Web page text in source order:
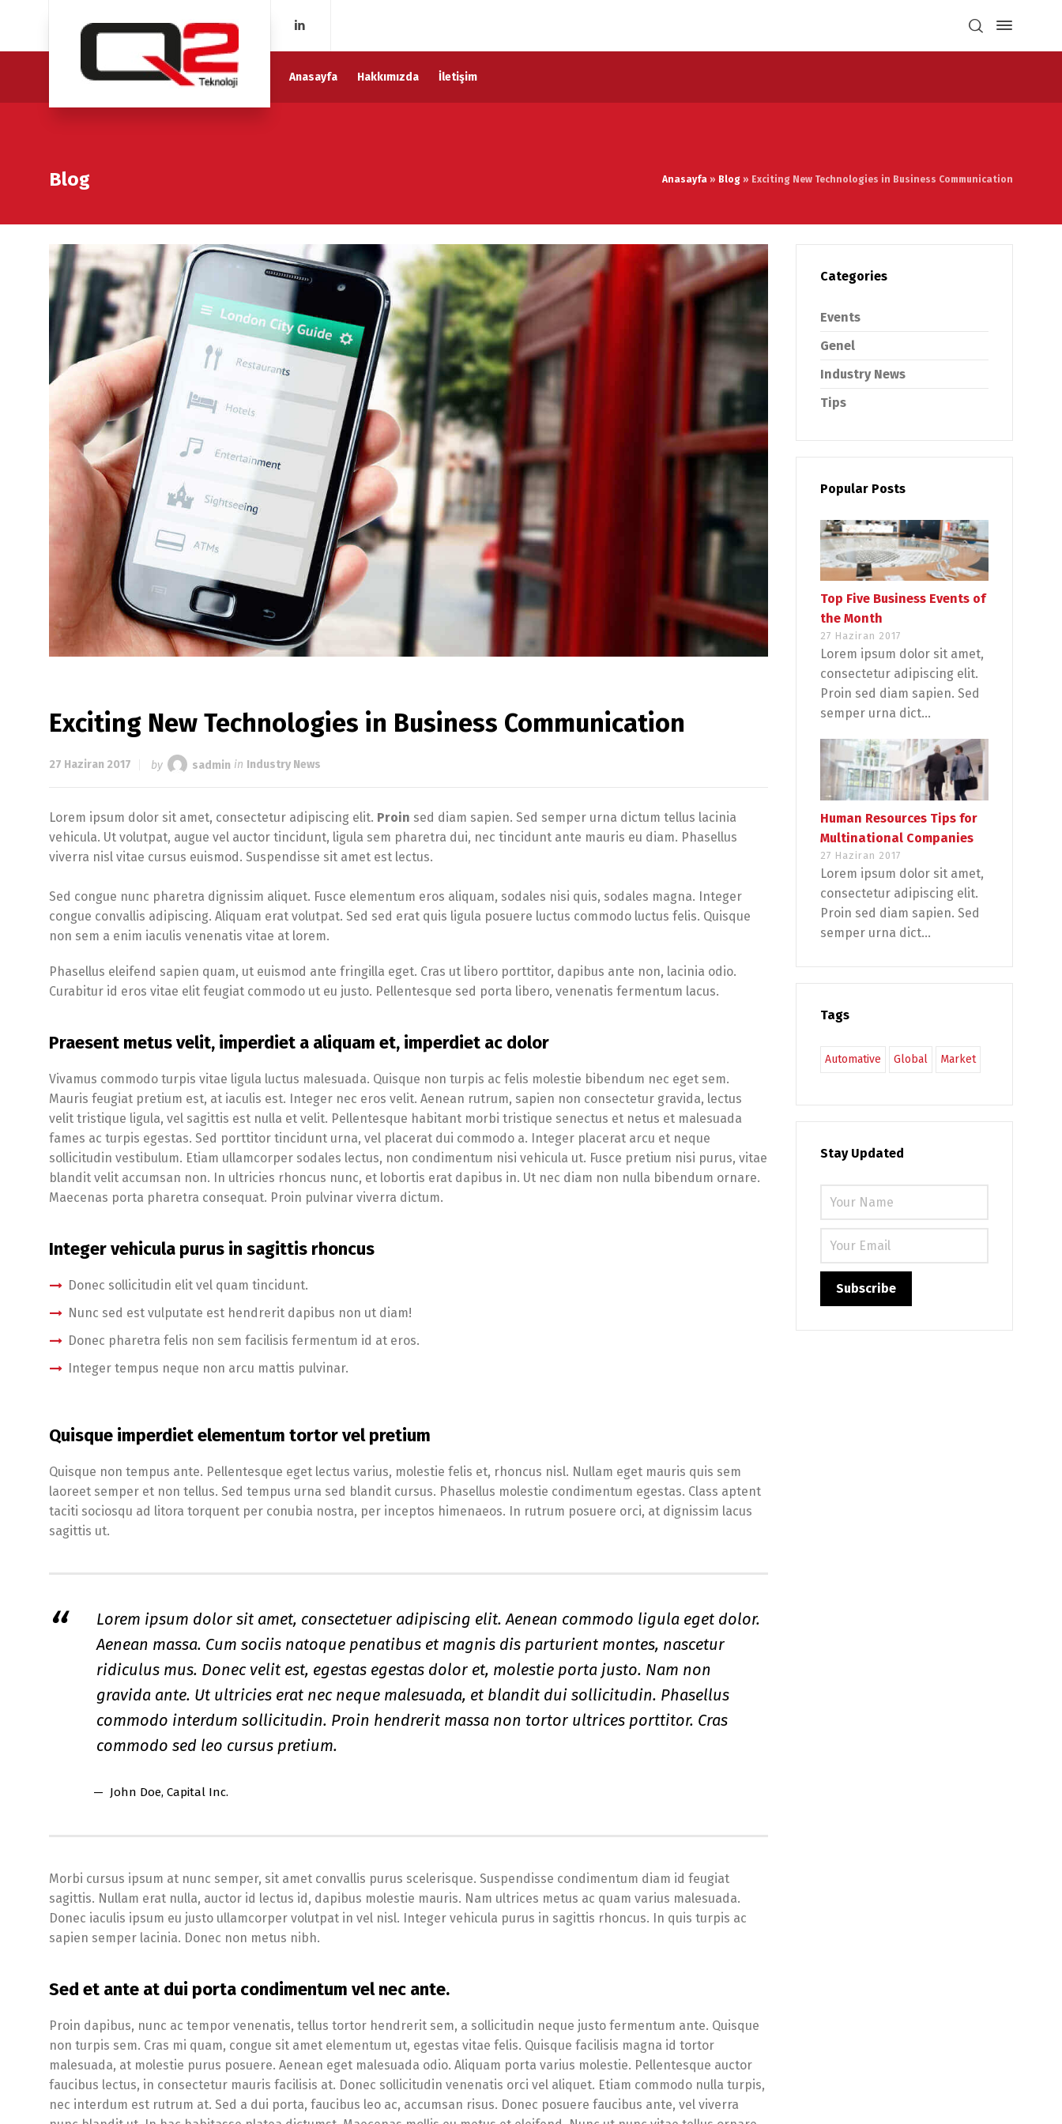
Anasayfa Hakkımızda İletişim
Blog Anasayfa » Blog » Exciting New Technologies in Business Communication
Exciting New Technologies in Business Communication
27 Haziran 2017 by sadmin in Industry News
Lorem ipsum dolor sit amet, consectetur adipiscing elit. Proin sed diam sapien. Sed semper urna dictum tellus lacinia
vehicula. Ut volutpat, augue vel auctor tincidunt, ligula sem pharetra dui, nec tincidunt ante mauris eu diam. Phasellus
viverra nisl vitae cursus euismod. Suspendisse sit amet est lectus.
Sed congue nunc pharetra dignissim aliquet. Fusce elementum eros aliquam, sodales nisi quis, sodales magna. Integer
congue convallis adipiscing. Aliquam erat volutpat. Sed sed erat quis ligula posuere luctus commodo luctus felis. Quisque
non sem a enim iaculis venenatis vitae at lorem.
Phasellus eleifend sapien quam, ut euismod ante fringilla eget. Cras ut libero porttitor, dapibus ante non, lacinia odio.
Curabitur id eros vitae elit feugiat commodo ut eu justo. Pellentesque sed porta libero, venenatis fermentum lacus.
Praesent metus velit, imperdiet a aliquam et, imperdiet ac dolor
Vivamus commodo turpis vitae ligula luctus malesuada. Quisque non turpis ac felis molestie bibendum nec eget sem.
Mauris feugiat pretium est, at iaculis est. Integer nec eros velit. Aenean rutrum, sapien non consectetur gravida, lectus
velit tristique ligula, vel sagittis est nulla et velit. Pellentesque habitant morbi tristique senectus et netus et malesuada
fames ac turpis egestas. Sed porttitor tincidunt urna, vel placerat dui commodo a. Integer placerat arcu et neque
sollicitudin vestibulum. Etiam ullamcorper sodales lectus, non condimentum nisi vehicula ut. Fusce pretium nisi purus, vitae
blandit velit accumsan non. In ultricies rhoncus nunc, et lobortis erat dapibus in. Ut nec diam non nulla bibendum ornare.
Maecenas porta pharetra consequat. Proin pulvinar viverra dictum.
Integer vehicula purus in sagittis rhoncus
Donec sollicitudin elit vel quam tincidunt.
Nunc sed est vulputate est hendrerit dapibus non ut diam!
Donec pharetra felis non sem facilisis fermentum id at eros.
Integer tempus neque non arcu mattis pulvinar.
Quisque imperdiet elementum tortor vel pretium
Quisque non tempus ante. Pellentesque eget lectus varius, molestie felis et, rhoncus nisl. Nullam eget mauris quis sem
laoreet semper et non tellus. Sed tempus urna sed blandit cursus. Phasellus molestie condimentum egestas. Class aptent
taciti sociosqu ad litora torquent per conubia nostra, per inceptos himenaeos. In rutrum posuere orci, at dignissim lacus
sagittis ut.
Lorem ipsum dolor sit amet, consectetuer adipiscing elit. Aenean commodo ligula eget dolor.
Aenean massa. Cum sociis natoque penatibus et magnis dis parturient montes, nascetur
ridiculus mus. Donec velit est, egestas egestas dolor et, molestie porta justo. Nam non
gravida ante. Ut ultricies erat nec neque malesuada, et blandit dui sollicitudin. Phasellus
commodo interdum sollicitudin. Proin hendrerit massa non tortor ultrices porttitor. Cras
commodo sed leo cursus pretium.
John Doe, Capital Inc.
Morbi cursus ipsum at nunc semper, sit amet convallis purus scelerisque. Suspendisse condimentum diam id feugiat
sagittis. Nullam erat nulla, auctor id lectus id, dapibus molestie mauris. Nam ultrices metus ac quam varius malesuada.
Donec iaculis ipsum eu justo ullamcorper volutpat in vel nisl. Integer vehicula purus in sagittis rhoncus. In quis turpis ac
sapien semper lacinia. Donec non metus nibh.
Sed et ante at dui porta condimentum vel nec ante.
Proin dapibus, nunc ac tempor venenatis, tellus tortor hendrerit sem, a sollicitudin neque justo fermentum ante. Quisque
non turpis sem. Cras mi quam, congue sit amet elementum ut, egestas vitae felis. Quisque facilisis magna id tortor
malesuada, at molestie purus posuere. Aenean eget malesuada odio. Aliquam porta varius molestie. Pellentesque auctor
faucibus lectus, in consectetur mauris facilisis at. Donec sollicitudin venenatis orci vel aliquet. Etiam commodo nulla turpis,
nec interdum est rutrum at. Sed a dui porta, faucibus leo ac, accumsan risus. Donec posuere faucibus ante, vel viverra
Categories
Events
Genel
Industry News
Tips
Popular Posts
Top Five Business Events of
the Month
27 Haziran 2017
Lorem ipsum dolor sit amet,
consectetur adipiscing elit.
Proin sed diam sapien. Sed
semper urna dict...
Human Resources Tips for
Multinational Companies
27 Haziran 2017
Lorem ipsum dolor sit amet,
consectetur adipiscing elit.
Proin sed diam sapien. Sed
semper urna dict...
Tags
Automative Global Market
Stay Updated